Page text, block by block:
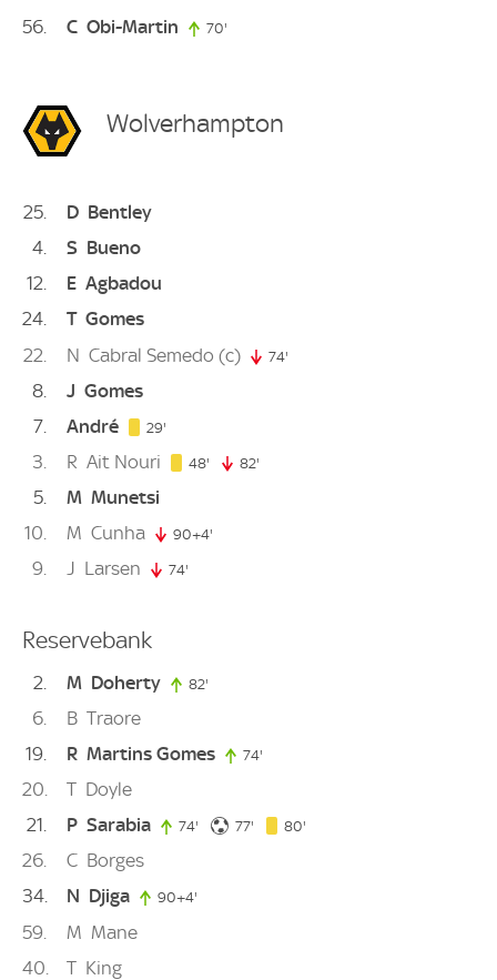
56
C Obi-Martin 70'
Wolverhampton
25 D Bentley
4
S Bueno
12
E Agbadou
24
T Gomes
22
N Cabral Semedo (c) 74'
8 J Gomes
7
André 29'
3 R Ait Nouri 48' 48. minute
82'
5 M Munetsi
10
M Cunha 90+4'
9 J Larsen 74'
Reservebank
2 M Doherty 82'
6 B Traore
19
R Martins Gomes 74'
20 T Doyle
21
P Sarabia 74' 74. minute
77' 77. minute
80'
26 C Borges
34
N Djiga 90+4'
59 M Mane
40
T King